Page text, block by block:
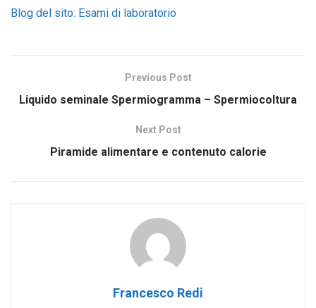
Blog del sito: Esami di laboratorio
Previous Post
Liquido seminale Spermiogramma – Spermiocoltura
Next Post
Piramide alimentare e contenuto calorie
Francesco Redi